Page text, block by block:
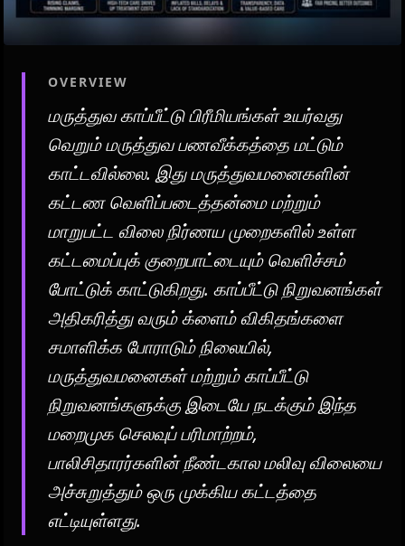
OVERVIEW
மருத்துவ காப்பீட்டு பிரீமியங்கள் உயர்வது
வெறும் மருத்துவ பணவீக்கத்தை மட்டும்
காட்டவில்லை. இது மருத்துவமனைகளின்
கட்டண வெளிப்படைத்தன்மை மற்றும்
மாறுபட்ட விலை நிர்ணய முறைகளில் உள்ள
கட்டமைப்புக் குறைபாட்டையும் வெளிச்சம்
போட்டுக் காட்டுகிறது. காப்பீட்டு நிறுவனங்கள்
அதிகரித்து வரும் க்ளைம் விகிதங்களை
சமாளிக்க போராடும் நிலையில்,
மருத்துவமனைகள் மற்றும் காப்பீட்டு
நிறுவனங்களுக்கு இடையே நடக்கும் இந்த
மறைமுக செலவுப் பரிமாற்றம்,
பாலிசிதாரர்களின் நீண்டகால மலிவு விலையை
அச்சுறுத்தும் ஒரு முக்கிய கட்டத்தை
எட்டியுள்ளது.